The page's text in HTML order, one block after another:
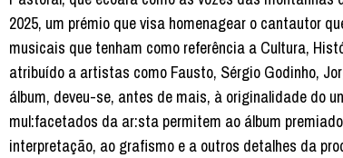
2025, um prémio que visa homenagear o cantautor
musicais que tenham como referência a Cultura,
atribuído a artistas como Fausto, Sérgio Godinho,
álbum, deveu-se, antes de mais, à originalidade do
mul:facetados da ar:sta permitem ao álbum
interpretação, ao grafismo e a outros detalhes da